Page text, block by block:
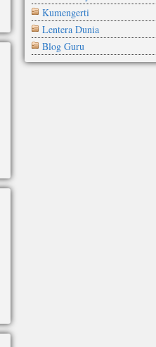
Kumengerti
Lentera Dunia
Blog Guru